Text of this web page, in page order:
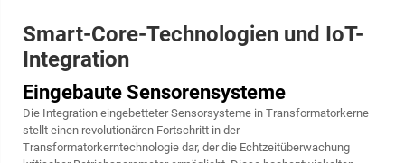
Smart-Core-Technologien und IoT-
Integration
Eingebaute Sensorensysteme
Die Integration eingebetteter Sensorsysteme in Transformatorkerne
stellt einen revolutionären Fortschritt in der
Transformatorkerntechnologie dar, der die Echtzeitüberwachung